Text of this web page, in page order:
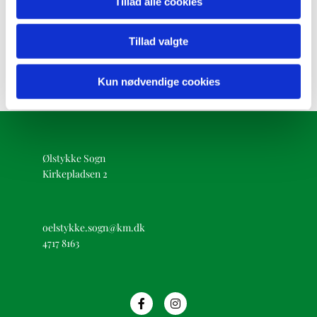
Tillad valgte
Kun nødvendige cookies
Ølstykke Sogn
Kirkepladsen 2
oelstykke.sogn@km.dk
4717 8163